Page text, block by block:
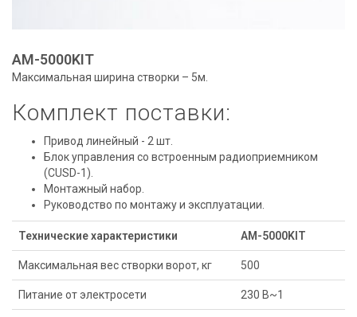
AM-5000KIT
Максимальная ширина створки – 5м.
Комплект поставки:
Привод линейный - 2 шт.
Блок управления со встроенным радиоприемником
(CUSD-1).
Монтажный набор.
Руководство по монтажу и эксплуатации.
Технические характеристики AM-5000KIT
Максимальная вес створки ворот, кг 500
Питание от электросети 230 В~1